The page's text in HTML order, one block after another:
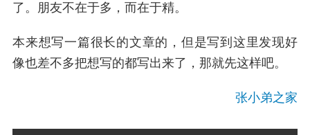
了。朋友不在于多，而在于精。
本来想写一篇很长的文章的，但是写到这里发现好
像也差不多把想写的都写出来了，那就先这样吧。
张小弟之家